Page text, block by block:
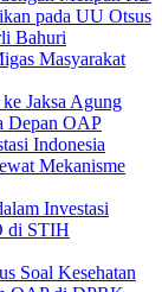
pada UU Otsus
Bahuri
Masyarakat
Jaksa Agung
Depan OAP
Indonesia
Mekanisme
Investasi
di STIH
Soal Kesehatan